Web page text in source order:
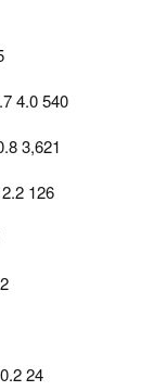
4.0 540
3,621
126
24